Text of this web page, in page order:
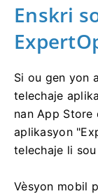
Enskri
Si ou gen yon
telechaje
nan App Store
aplikasyon
telechaje li
Vèsyon mobil